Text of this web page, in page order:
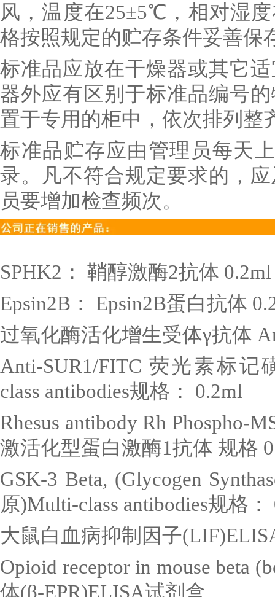
风，温度在25±5℃，相对湿
格按照规定的贮存条件妥善保
标准品应放在干燥器或其它
器外应有区别于标准品编号
置于专用的柜中，依次排列整
标准品贮存应由管理员每天
录。凡不符合规定要求的，
员要增加检查频次。
SPHK2 ： 鞘醇激酶2抗体 0.2ml
Epsin2B ： Epsin2B蛋白抗体
过氧化酶活化增生受体γ抗体
Anti-SUR1/FITC 荧光素标记
class antibodies规格：
0.2ml
Rhesus antibody Rh Phospho-
激活化型蛋白激酶1抗体 规格
GSK-3 Beta, (Glycogen
原)Multi-class antibodies规格：
大鼠白血病抑制因子
Opioid receptor in mouse beta
体(β-EPR)ELISA试剂盒